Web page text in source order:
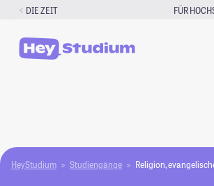
Zum
springen
DIE ZEIT FÜR
HeyStudium Studiengänge Religion,